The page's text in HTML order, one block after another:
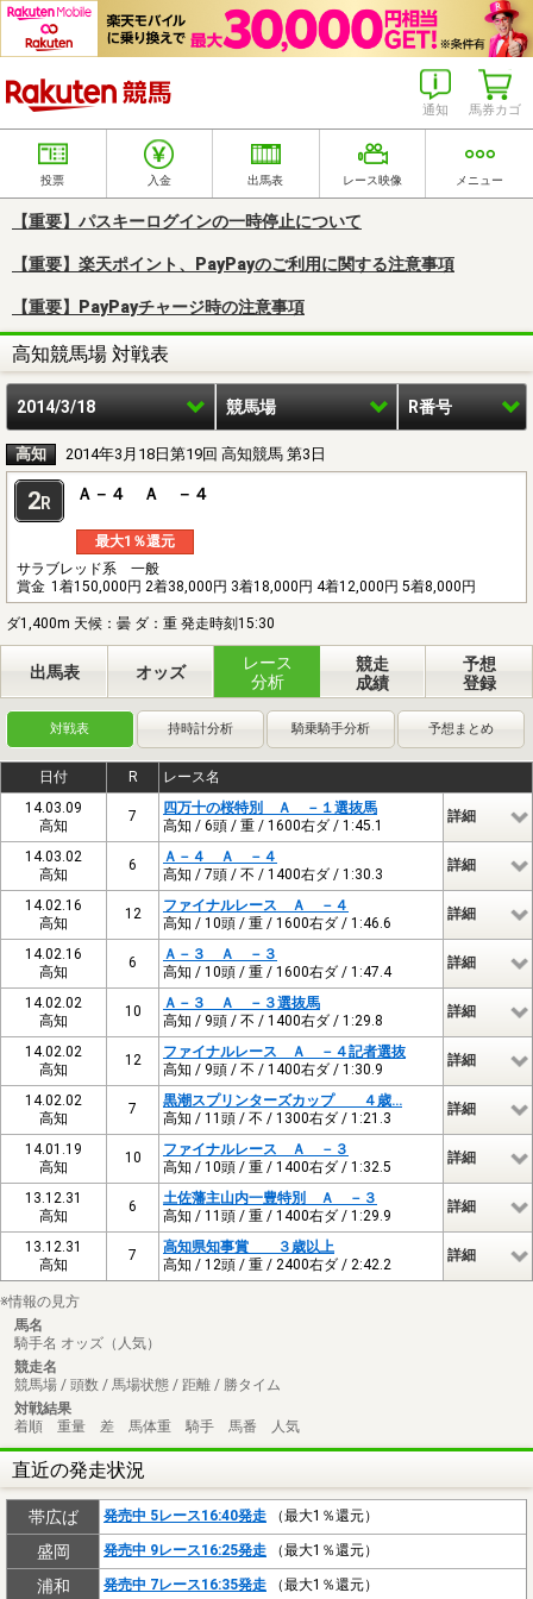
馬券カゴ
通知
投票 入金 出馬表 レース映像 メニュー
【重要】パスキーログインの一時停止について
【重要】楽天ポイント、PayPayのご利用に関する注意事項
【重要】PayPayチャージ時の注意事項
高知競馬場 対戦表
2014/3/18 競馬場 R番号
高知 2014年3月18日第19回 高知競馬 第3日
2R Ａ－４ Ａ －４
最大1％還元
サラブレッド系 一般
賞金 1着150,000円 2着38,000円 3着18,000円 4着12,000円 5着8,000円
ダ1,400m 天候：曇 ダ：重 発走時刻15:30
出馬表 オッズ
レース
分析
競走
成績
予想
登録
対戦表 持時計分析 騎乗騎手分析 予想まとめ
日付 R
レース名
14.03.09
高知
7
四万十の桜特別 Ａ －１選抜馬
高知 / 6頭 / 重 / 1600右ダ / 1:45.1
詳細
14.03.02
高知
6
Ａ－４ Ａ －４
高知 / 7頭 / 不 / 1400右ダ / 1:30.3
詳細
14.02.16
高知
12
ファイナルレース Ａ －４
高知 / 10頭 / 重 / 1600右ダ / 1:46.6
詳細
14.02.16
高知
6
Ａ－３ Ａ －３
高知 / 10頭 / 重 / 1600右ダ / 1:47.4
詳細
14.02.02
高知
10
Ａ－３ Ａ －３選抜馬
高知 / 9頭 / 不 / 1400右ダ / 1:29.8
詳細
14.02.02
高知
12
ファイナルレース Ａ －４記者選抜
高知 / 9頭 / 不 / 1400右ダ / 1:30.9
詳細
14.02.02
高知
7
黒潮スプリンターズカップ ４歳…
高知 / 11頭 / 不 / 1300右ダ / 1:21.3
詳細
14.01.19
高知
10
ファイナルレース Ａ －３
高知 / 10頭 / 重 / 1400右ダ / 1:32.5
詳細
13.12.31
高知
6
土佐藩主山内一豊特別 Ａ －３
高知 / 11頭 / 重 / 1400右ダ / 1:29.9
詳細
13.12.31
高知
7
高知県知事賞 ３歳以上
高知 / 12頭 / 重 / 2400右ダ / 2:42.2
詳細
※情報の見方
馬名
騎手名 オッズ（人気）
競走名
競馬場 / 頭数 / 馬場状態 / 距離 / 勝タイム
対戦結果
着順 重量 差 馬体重 騎手 馬番 人気
直近の発走状況
帯広ば 発売中 5レース16:40発走 （最大1％還元）
盛岡 発売中 9レース16:25発走 （最大1％還元）
浦和 発売中 7レース16:35発走 （最大1％還元）